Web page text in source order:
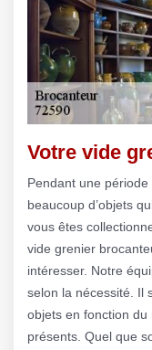
Votre vide
Pendant une
beaucoup d’objets
vous êtes
vide grenier
intéresser. Notre
selon la nécessité. Il
objets en fonction du
présents. Quel que